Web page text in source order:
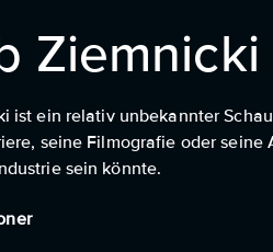
Ziemnicki
ist ein relativ unbekannter
seine Filmografie oder
sein könnte.